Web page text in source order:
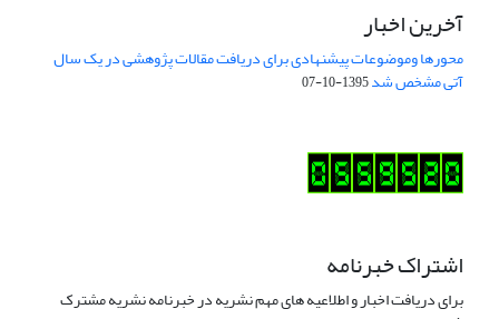
آخرین اخبار
محورها وموضوعات پیشنهادی برای دریافت مقالات پژوهشی در یک سال
آتی مشخص شد1395-10-07
اشتراک خبرنامه
برای دریافت اخبار و اطلاعیه های مهم نشریه در خبرنامه نشریه مشترک